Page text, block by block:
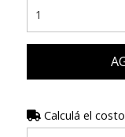
Calculá el